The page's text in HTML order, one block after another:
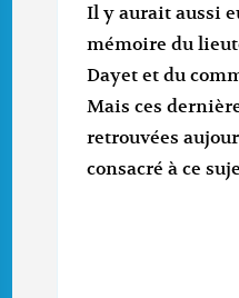
Il y aurait aussi
mémoire du
Dayet et du
Mais ces
retrouvées
consacré à ce